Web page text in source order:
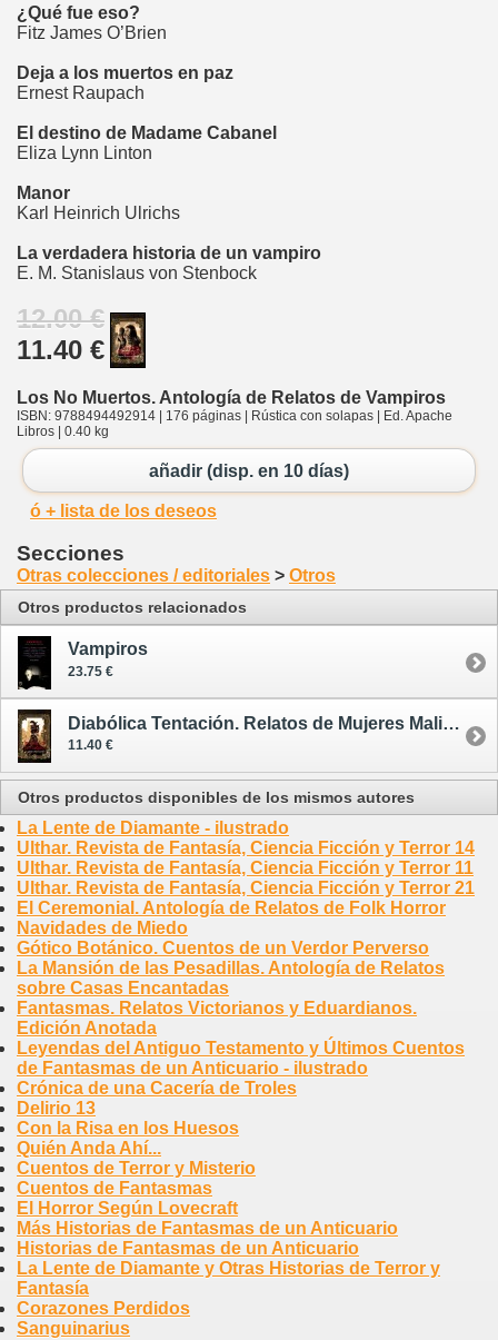
¿Qué fue eso?
Fitz James O’Brien
Deja a los muertos en paz
Ernest Raupach
El destino de Madame Cabanel
Eliza Lynn Linton
Manor
Karl Heinrich Ulrichs
La verdadera historia de un vampiro
E. M. Stanislaus von Stenbock
12.00 €
11.40 €
Los No Muertos. Antología de Relatos de Vampiros
ISBN: 9788494492914 | 176 páginas | Rústica con solapas | Ed. Apache
Libros | 0.40 kg
añadir (disp. en 10 días)
ó + lista de los deseos
Secciones
Otras colecciones / editoriales > Otros
Otros productos relacionados
Vampiros
23.75 €
Diabólica Tentación. Relatos de Mujeres Malignas
11.40 €
Otros productos disponibles de los mismos autores
La Lente de Diamante - ilustrado
Ulthar. Revista de Fantasía, Ciencia Ficción y Terror 14
Ulthar. Revista de Fantasía, Ciencia Ficción y Terror 11
Ulthar. Revista de Fantasía, Ciencia Ficción y Terror 21
El Ceremonial. Antología de Relatos de Folk Horror
Navidades de Miedo
Gótico Botánico. Cuentos de un Verdor Perverso
La Mansión de las Pesadillas. Antología de Relatos
sobre Casas Encantadas
Fantasmas. Relatos Victorianos y Eduardianos.
Edición Anotada
Leyendas del Antiguo Testamento y Últimos Cuentos
de Fantasmas de un Anticuario - ilustrado
Crónica de una Cacería de Troles
Delirio 13
Con la Risa en los Huesos
Quién Anda Ahí...
Cuentos de Terror y Misterio
Cuentos de Fantasmas
El Horror Según Lovecraft
Más Historias de Fantasmas de un Anticuario
Historias de Fantasmas de un Anticuario
La Lente de Diamante y Otras Historias de Terror y
Fantasía
Corazones Perdidos
Sanguinarius